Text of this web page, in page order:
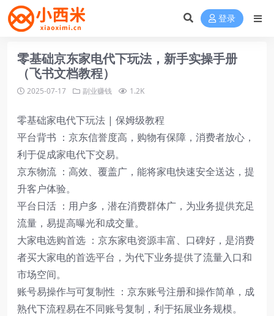
登录
零基础京东家电代下玩法，新手实操手册
（飞书文档教程）
2025-07-17 副业赚钱 1.2K
零基础家电代下玩法 | 保姆级教程​
平台背书 ：京东信誉度高，购物有保障，消费者放心，
利于促成家电代下交易。​
京东物流 ：高效、覆盖广，能将家电快速安全送达，提
升客户体验。​
平台日活 ：用户多，潜在消费群体广，为业务提供充足
流量，易提高曝光和成交量。​
大家电选购首选 ：京东家电资源丰富、口碑好，是消费
者买大家电的首选平台，为代下业务提供了流量入口和
市场空间。​
账号易操作与可复制性 ：京东账号注册和操作简单，成
熟代下流程易在不同账号复制，利于拓展业务规模。